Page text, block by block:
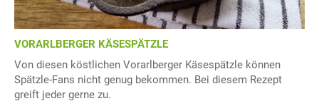
VORARLBERGER KÄSESPÄTZLE
Von diesen köstlichen Vorarlberger Käsespätzle können
Spätzle-Fans nicht genug bekommen. Bei diesem Rezept
greift jeder gerne zu.